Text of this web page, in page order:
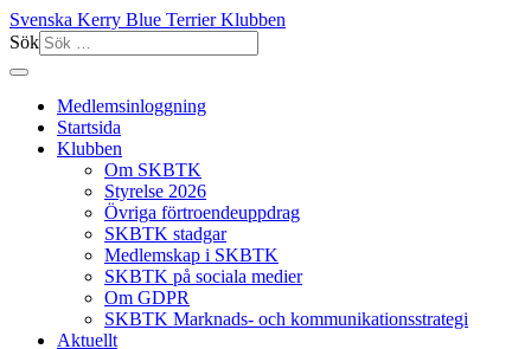
Svenska Kerry Blue Terrier Klubben
Sök
Medlemsinloggning
Startsida
Klubben
Om SKBTK
Styrelse 2026
Övriga förtroendeuppdrag
SKBTK stadgar
Medlemskap i SKBTK
SKBTK på sociala medier
Om GDPR
SKBTK Marknads- och kommunikationsstrategi
Aktuellt